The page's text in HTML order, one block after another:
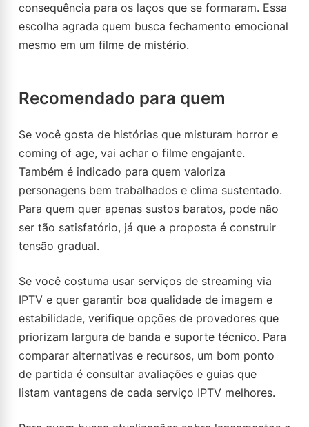
consequência para os laços que se formaram. Essa
escolha agrada quem busca fechamento emocional
mesmo em um filme de mistério.
Recomendado para quem
Se você gosta de histórias que misturam horror e
coming of age, vai achar o filme engajante.
Também é indicado para quem valoriza
personagens bem trabalhados e clima sustentado.
Para quem quer apenas sustos baratos, pode não
ser tão satisfatório, já que a proposta é construir
tensão gradual.
Se você costuma usar serviços de streaming via
IPTV e quer garantir boa qualidade de imagem e
estabilidade, verifique opções de provedores que
priorizam largura de banda e suporte técnico. Para
comparar alternativas e recursos, um bom ponto
de partida é consultar avaliações e guias que
listam vantagens de cada serviço IPTV melhores.